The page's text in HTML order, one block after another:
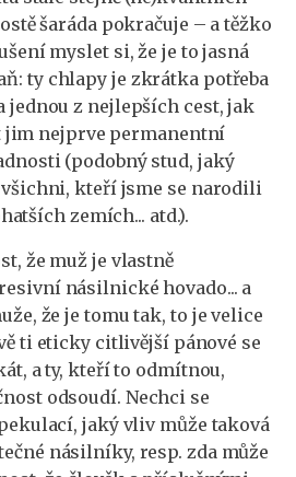
šaráda pokračuje – a těžko
myslet si, že je to jasná
ty chlapy je zkrátka potřeba
jednou z nejlepších cest, jak
jim nejprve permanentní
(podobný stud, jaký
kteří jsme se narodili
zemích... atd.).
že muž je vlastně
násilnické hovado... a
že je tomu tak, to je velice
ti eticky citlivější pánové se
a ty, kteří to odmítnou,
odsoudí. Nechci se
jaký vliv může taková
násilníky, resp. zda může